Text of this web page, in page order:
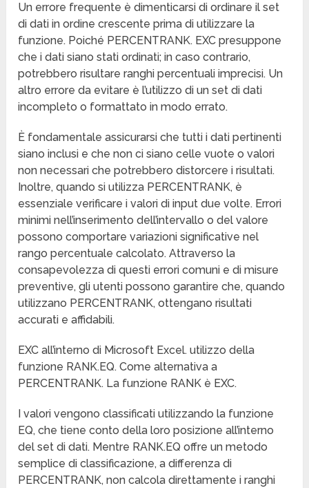
Un errore frequente è dimenticarsi di ordinare il set
di dati in ordine crescente prima di utilizzare la
funzione. Poiché PERCENTRANK. EXC presuppone
che i dati siano stati ordinati; in caso contrario,
potrebbero risultare ranghi percentuali imprecisi. Un
altro errore da evitare è l’utilizzo di un set di dati
incompleto o formattato in modo errato.
È fondamentale assicurarsi che tutti i dati pertinenti
siano inclusi e che non ci siano celle vuote o valori
non necessari che potrebbero distorcere i risultati.
Inoltre, quando si utilizza PERCENTRANK, è
essenziale verificare i valori di input due volte. Errori
minimi nell’inserimento dell’intervallo o del valore
possono comportare variazioni significative nel
rango percentuale calcolato. Attraverso la
consapevolezza di questi errori comuni e di misure
preventive, gli utenti possono garantire che, quando
utilizzano PERCENTRANK, ottengano risultati
accurati e affidabili.
EXC all’interno di Microsoft Excel. utilizzo della
funzione RANK.EQ. Come alternativa a
PERCENTRANK. La funzione RANK è EXC.
I valori vengono classificati utilizzando la funzione
EQ, che tiene conto della loro posizione all’interno
del set di dati. Mentre RANK.EQ offre un metodo
semplice di classificazione, a differenza di
PERCENTRANK, non calcola direttamente i ranghi